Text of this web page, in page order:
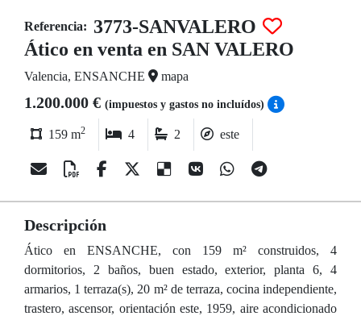
Referencia: 3773-SANVALERO
Ático en venta en SAN VALERO
Valencia, ENSANCHE mapa
1.200.000 € (impuestos y gastos no incluídos)
159 m2 4 2 este
Descripción
Ático en ENSANCHE, con 159 m² construidos, 4
dormitorios, 2 baños, buen estado, exterior, planta 6, 4
armarios, 1 terraza(s), 20 m² de terraza, cocina independiente,
trastero, ascensor, orientación este, 1959, aire acondicionado